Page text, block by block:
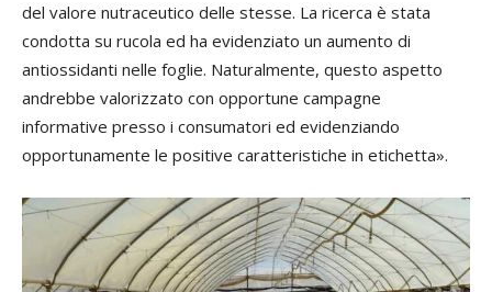
del valore nutraceutico delle stesse. La ricerca è stata
condotta su rucola ed ha evidenziato un aumento di
antiossidanti nelle foglie. Naturalmente, questo aspetto
andrebbe valorizzato con opportune campagne
informative presso i consumatori ed evidenziando
opportunamente le positive caratteristiche in etichetta».